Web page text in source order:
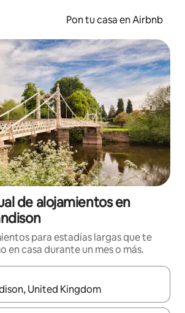
Pon tu casa en Airbnb
de alojamientos en
para estadías largas que te
en casa durante un mes o más.
estén disponibles, navega con las